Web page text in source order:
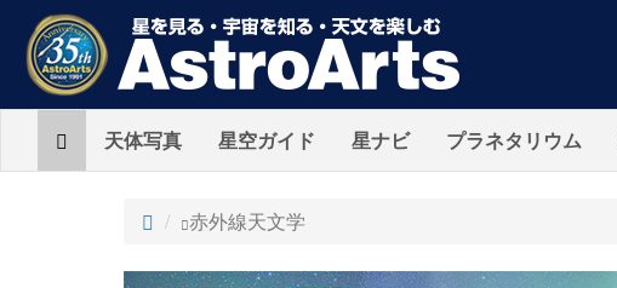
Home天体写真 星空ガイド 星ナビ プラネタリウム
ト
プ
赤外線天文学